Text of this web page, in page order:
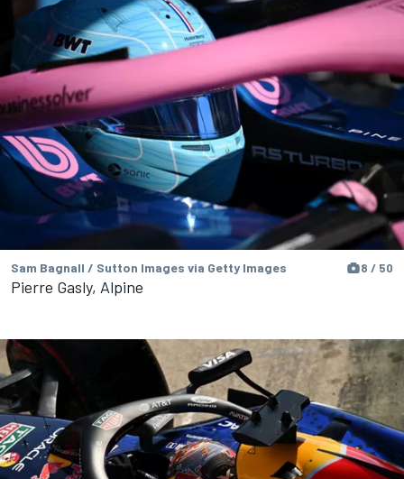
Sam Bagnall / Sutton Images via Getty Images 8 / 50
Pierre Gasly, Alpine